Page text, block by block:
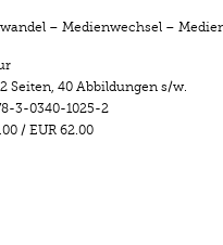
– Medienwechsel –
Seiten, 40 Abbildungen s/w.
3-0340-1025-2
/ EUR 62.00